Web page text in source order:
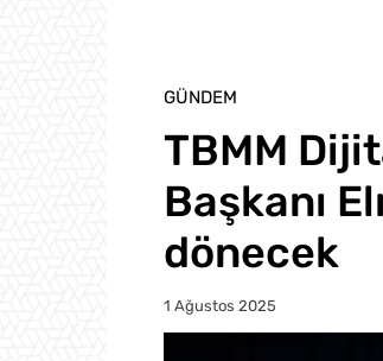
GÜNDEM
TBMM
Başkanı
dönecek
1 Ağustos 2025